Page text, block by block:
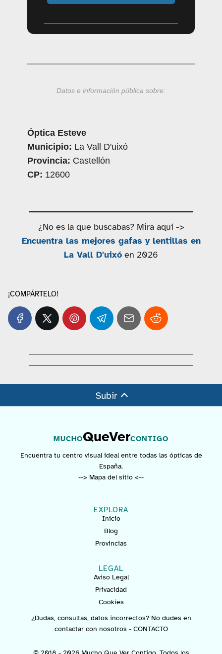
Datos e información pública sobre:
Óptica Esteve
Municipio: La Vall D'uixó
Provincia: Castellón
CP: 12600
¿No es la que buscabas? Mira aquí ->
Encuentra las mejores gafas y lentillas en
La Vall D'uixó en 2026
¡COMPÁRTELO!
Subir
MUCHOQueVerCONTIGO
Encuentra tu centro visual ideal entre todas las ópticas de
España.
--> Mapa del sitio <--
EXPLORA
Inicio
Blog
Provincias
LEGAL
Aviso Legal
Privacidad
Cookies
¿Dudas, consultas, datos incorrectos? No dudes en
contactar con nosotros - CONTACTO